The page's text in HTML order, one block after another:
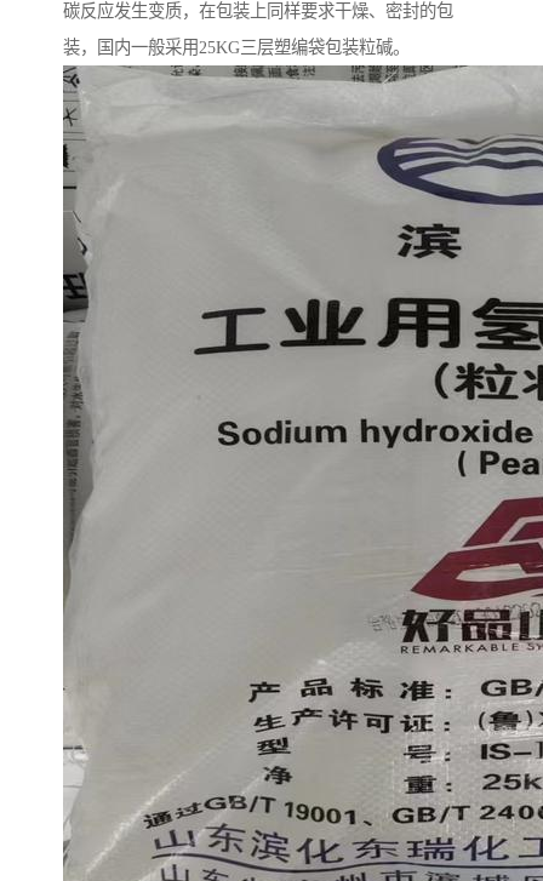
碳反应发生变质，在包装上同样要求干燥、密封的包
装，国内一般采用25KG三层塑编袋包装粒碱。